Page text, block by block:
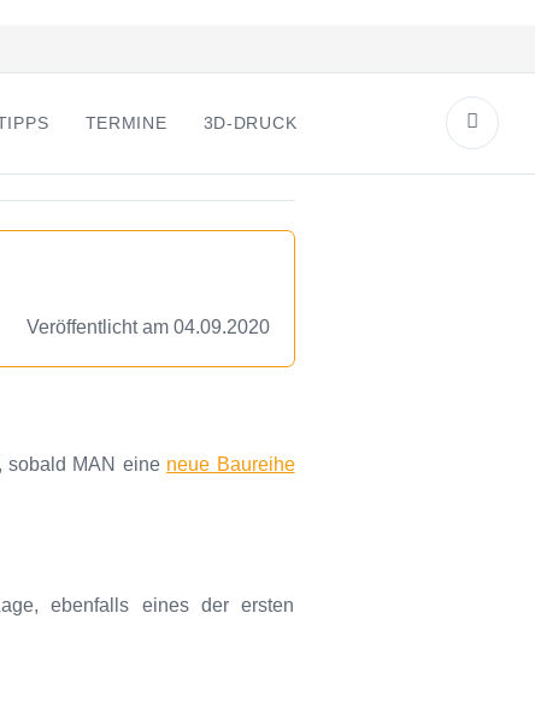
TERMINE 3D-DRUCK
Veröffentlicht am 04.09.2020
sobald MAN eine neue Baureihe
ebenfalls eines der ersten